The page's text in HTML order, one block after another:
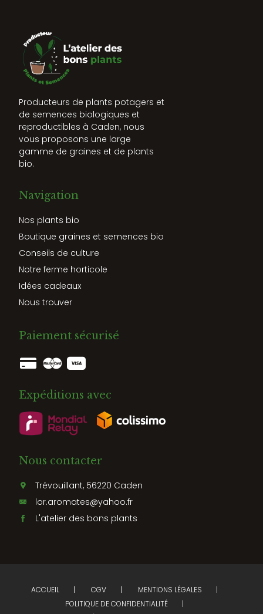
Producteurs de plants potagers et
de semences biologiques et
reproductibles à Caden, nous
vous proposons une large
gamme de graines et de plants
bio.
Navigation
Nos plants bio
Boutique graines et semences bio
Conseils de culture
Notre ferme horticole
Idées cadeaux
Nous trouver
Paiement sécurisé
Expéditions avec
Nous contacter
Trévouillant, 56220 Caden
lor.aromates@yahoo.fr
L'atelier des bons plants
ACCUEIL CGV
MENTIONS LÉGALES
POLITIQUE DE CONFIDENTIALITÉ